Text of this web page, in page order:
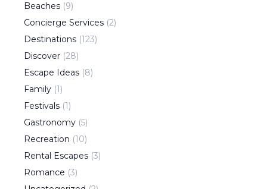
Beaches (9)
Concierge Services (2)
Destinations (123)
Discover (28)
Escape Ideas (8)
Family (1)
Festivals (1)
Gastronomy (5)
Recreation (10)
Rental Escapes (3)
Romance (3)